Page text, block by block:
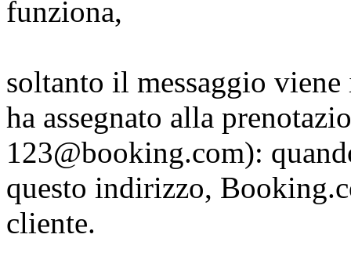
funziona,
soltanto il messaggio
ha assegnato alla
123@booking.com):
questo indirizzo,
cliente.